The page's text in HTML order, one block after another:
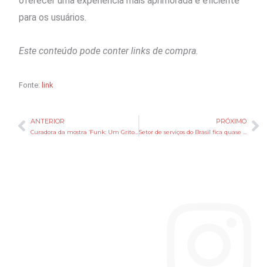
para os usuários.
Este conteúdo pode conter links de compra.
Fonte: link
Anterior
ANTERIOR PRÓXIMO